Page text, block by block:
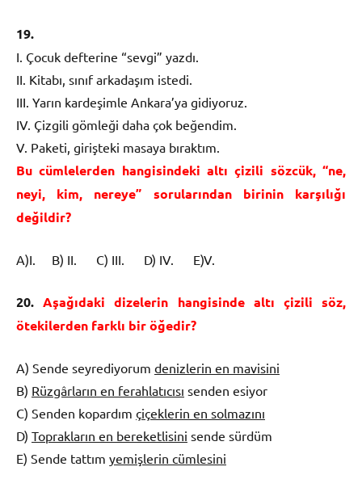
19.
I. Çocuk defterine “sevgi” yazdı.
II. Kitabı, sınıf arkadaşım istedi.
III. Yarın kardeşimle Ankara’ya gidiyoruz.
IV. Çizgili gömleği daha çok beğendim.
V. Paketi, girişteki masaya bıraktım.
Bu cümlelerden hangisindeki altı çizili sözcük, “ne,
neyi, kim, nereye” sorularından birinin karşılığı
değildir?
A)I. B) II. C) III. D) IV. E)V.
20.Aşağıdaki dizelerin hangisinde altı çizili söz,
ötekilerden farklı bir öğedir?
A) Sende seyrediyorum denizlerin en mavisini
B) Rüzgârların en ferahlatıcısı senden esiyor
C) Senden kopardım çiçeklerin en solmazını
D) Toprakların en bereketlisini sende sürdüm
E) Sende tattım yemişlerin cümlesini